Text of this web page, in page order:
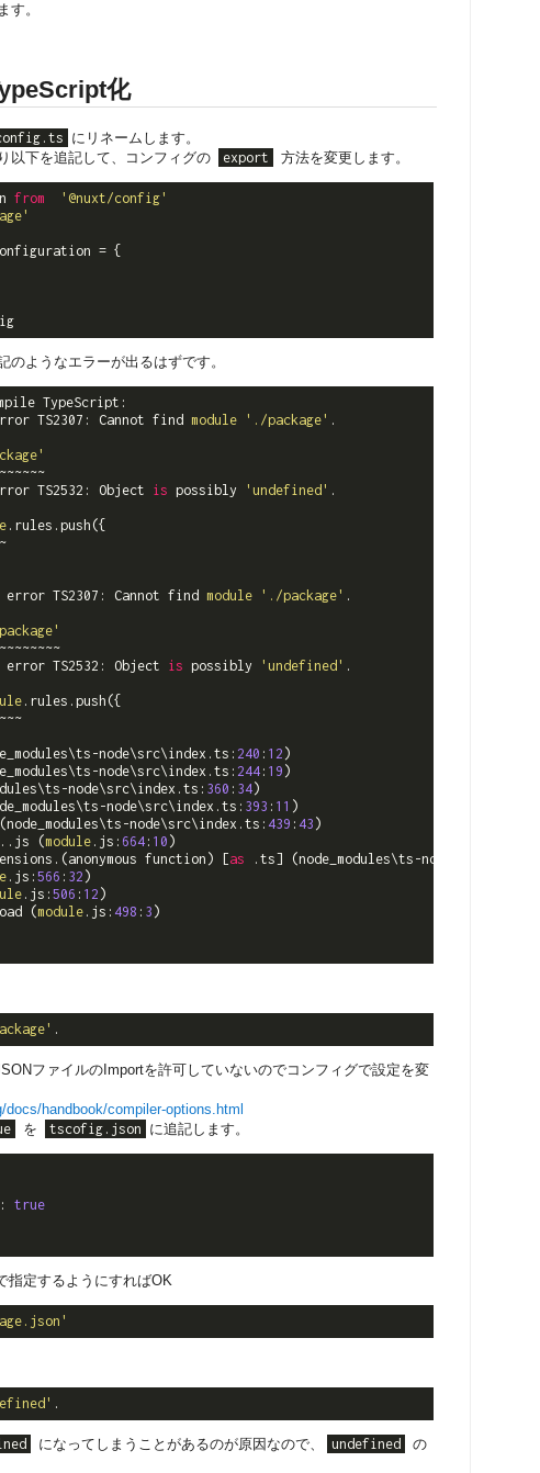
す。
化
にリネームします。
以下を追記して、コンフィグの
export 方法を変更します。
from
'@nuxt/config'
= {
のようなエラーが出るはずです。
⨯ Unable
TS2307: Cannot find module './package' .
TS2532: Object is possibly 'undefined' .
.rules.push({
TS2307: Cannot find module './package' .
TS2532: Object is possibly 'undefined' .
.rules.push({
node\src\index.ts:
240 : 12 )
node\src\index.ts:
244 : 19 )
node\src\index.ts:
360 : 34)
node\src\index.ts:
393 : 11 )
node\src\index.ts:
439 : 43 )
(
module .js: 664 : 10 )
function) [as .ts] (node_modules\ts-
.js: 566 : 32 )
.js: 506 : 12 )
(
module .js: 498 : 3 )
ファイルのImportを許可していないのでコンフィグで設定を変
handbook/compiler-options.html
を tscofig.json に追記します。
: true
指定するようにすればOK
になってしまうことがあるのが原因なので、 undefined
の